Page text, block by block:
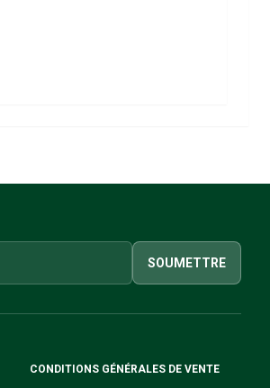
SOUMETTRE
CONDITIONS GÉNÉRALES DE VENTE